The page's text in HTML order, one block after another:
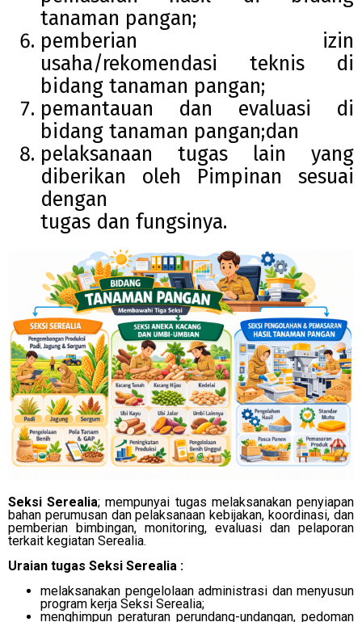
tanaman pangan;
pemberian izin
usaha/rekomendasi teknis di
bidang tanaman pangan;
pemantauan dan evaluasi di
bidang tanaman pangan;dan
pelaksanaan tugas lain yang
diberikan oleh Pimpinan sesuai
dengan
tugas dan fungsinya.
Seksi Serealia; mempunyai tugas melaksanakan penyiapan
bahan perumusan dan pelaksanaan kebijakan, koordinasi, dan
pemberian bimbingan, monitoring, evaluasi dan pelaporan
terkait kegiatan Serealia.
Uraian tugas Seksi Serealia :
melaksanakan pengelolaan administrasi dan menyusun
program kerja Seksi Serealia;
menghimpun peraturan perundang-undangan, pedoman